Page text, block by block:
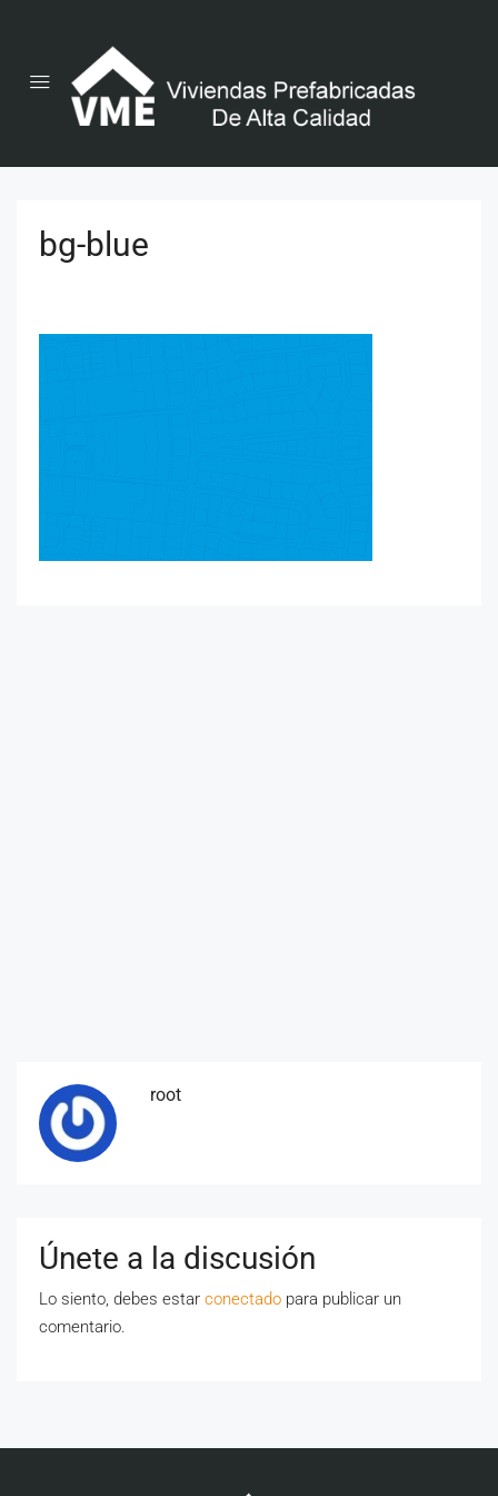
bg-blue
root
Únete a la discusión
Lo siento, debes estar conectado para publicar un
comentario.